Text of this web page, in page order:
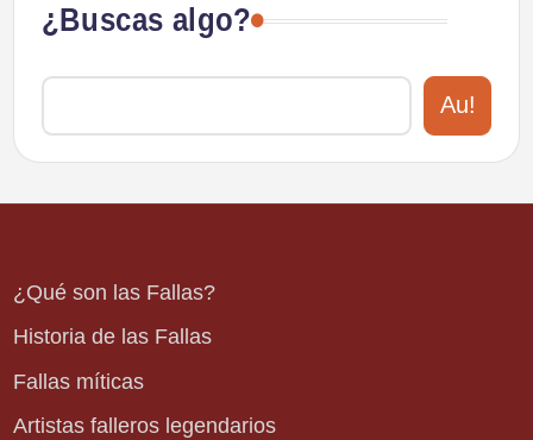
¿Buscas algo?
Au!
¿Qué son las Fallas?
Historia de las Fallas
Fallas míticas
Artistas falleros legendarios